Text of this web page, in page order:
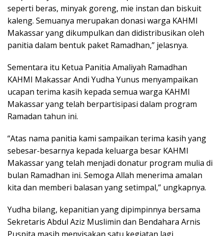
seperti beras, minyak goreng, mie instan dan biskuit
kaleng. Semuanya merupakan donasi warga KAHMI
Makassar yang dikumpulkan dan didistribusikan oleh
panitia dalam bentuk paket Ramadhan,” jelasnya.
Sementara itu Ketua Panitia Amaliyah Ramadhan
KAHMI Makassar Andi Yudha Yunus menyampaikan
ucapan terima kasih kepada semua warga KAHMI
Makassar yang telah berpartisipasi dalam program
Ramadan tahun ini.
“Atas nama panitia kami sampaikan terima kasih yang
sebesar-besarnya kepada keluarga besar KAHMI
Makassar yang telah menjadi donatur program mulia di
bulan Ramadhan ini. Semoga Allah menerima amalan
kita dan memberi balasan yang setimpal,” ungkapnya.
Yudha bilang, kepanitian yang dipimpinnya bersama
Sekretaris Abdul Aziz Muslimin dan Bendahara Arnis